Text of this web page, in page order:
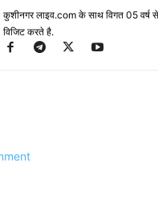
कुशीनगर लाइव.com के साथ विगत 05 वर्ष से
विजिट करते है.